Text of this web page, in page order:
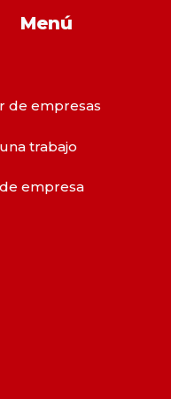
Menú
de empresas
trabajo
empresa